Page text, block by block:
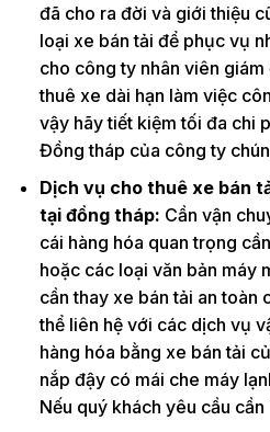
đã cho ra đời và giới thiệu
loại xe bán tải để phục vụ
cho công ty nhân viên
thuê xe dài hạn làm việc
vậy hãy tiết kiệm tối đa chi
Đồng tháp của công ty
Dịch vụ cho thuê xe bán
tại đồng tháp: Cần vận
cái hàng hóa quan trọng
hoặc các loại văn bản máy
cần thay xe bán tải an toàn
thể liên hệ với các dịch vụ
hàng hóa bằng xe bán tải
nắp đậy có mái che máy
Nếu quý khách yêu cầu